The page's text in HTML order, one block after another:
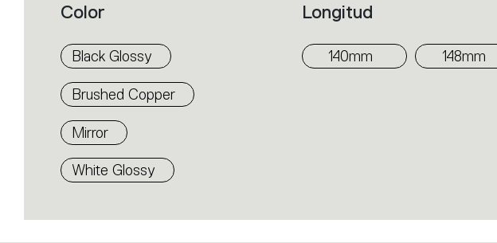
the
the
filters
to
the
desired
Color
Black Glossy
Brushed Copper
Mirror
White Glossy
Longitud
140mm 148mm